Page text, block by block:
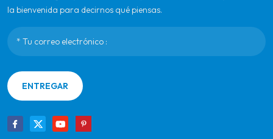
la bienvenida para decirnos qué piensas.
ENTREGAR